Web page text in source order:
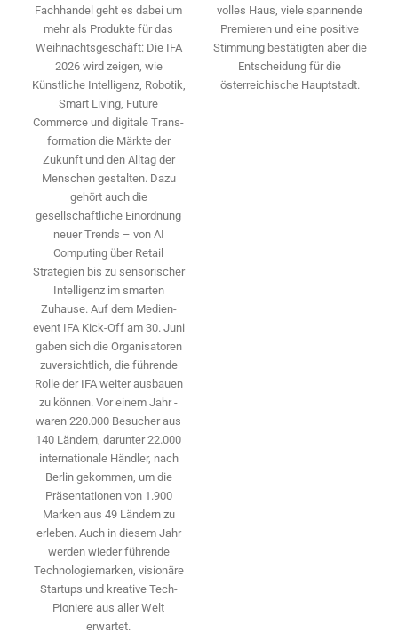
Fachhandel geht es dabei um
mehr als Produkte für das
Weihnachtsgeschäft: Die IFA
2026 wird ­zeigen, wie
Künstliche Intelligenz, Robotik,
Smart Living, Future
Commerce und digitale Trans­
formation die Märkte der
Zukunft und den Alltag der
Menschen gestalten. Dazu
gehört auch die
gesellschaftliche Einordnung
neuer Trends – von AI
Computing über Retail
Strategien bis zu sensorischer
Intelligenz im smarten
Zuhause. Auf dem Medien­
event IFA Kick-Off am 30. Juni
gaben sich die Organisatoren
zuversichtlich, die führende
Rolle der IFA weiter ausbauen
zu können. Vor einem Jahr ­
waren 220.000 Besucher aus
140 ­Ländern, ­darunter 22.000
internationale Händler, nach
Berlin gekommen, um die
Präsen­tationen von 1.900
Marken aus 49 Ländern zu
erleben. Auch in diesem Jahr
werden wieder führende
Technologiemarken, visionäre
Startups und ­kreative Tech-
Pioniere aus aller Welt
erwartet.
volles Haus, viele spannende
Premieren und eine positive
Stimmung bestätigten aber die
Entscheidung für die
österreichische Hauptstadt.